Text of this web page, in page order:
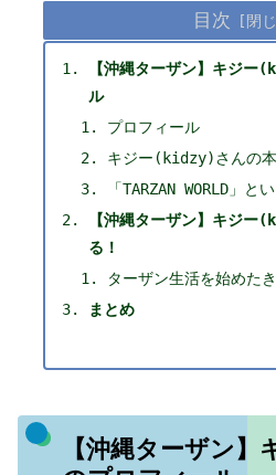
目次
【沖縄ターザン】キジ
ル
プロフィール
キジー(kidzy)さんの本
「TARZAN WORLD」と
【沖縄ターザン】キジ
る！
ターザン生活を始めた
まとめ
【沖縄ターザン